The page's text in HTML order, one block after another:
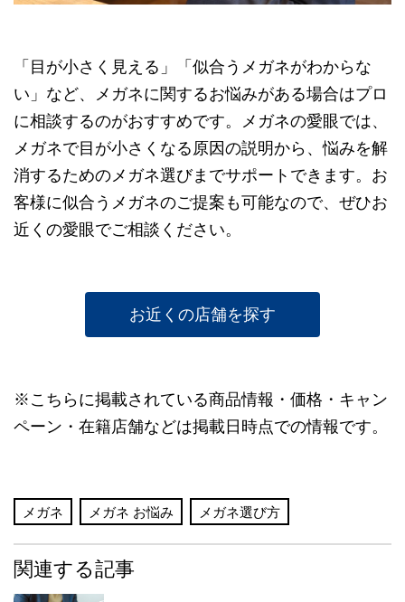
「目が小さく見える」「似合うメガネがわからな
い」など、メガネに関するお悩みがある場合はプロ
に相談するのがおすすめです。メガネの愛眼では、
メガネで目が小さくなる原因の説明から、悩みを解
消するためのメガネ選びまでサポートできます。お
客様に似合うメガネのご提案も可能なので、ぜひお
近くの愛眼でご相談ください。
お近くの店舗を探す
※こちらに掲載されている商品情報・価格・キャン
ペーン・在籍店舗などは掲載日時点での情報です。
メガネ メガネ お悩み メガネ選び方
関連する記事